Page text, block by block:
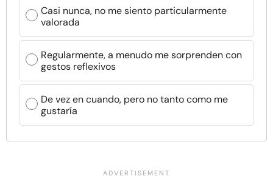
Casi nunca, no me siento particularmente
valorada
Regularmente, a menudo me sorprenden con
gestos reflexivos
De vez en cuando, pero no tanto como me
gustaría